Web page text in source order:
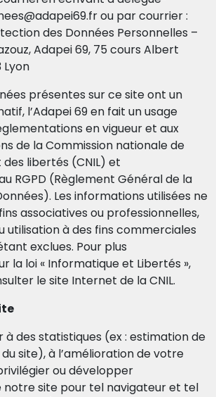
ou par courrier :
des Données Personnelles –
Adapei 69, 75 cours Albert
Lyon
présentes sur ce site ont un
l’Adapei 69 en fait un usage
en vigueur et aux
de la Commission nationale de
libertés (CNIL) et
RGPD (Règlement Général de la
Les informations utilisées ne
associatives ou professionnelles,
utilisation à des fins commerciales
exclues. Pour plus
la loi « Informatique et Libertés »,
le site Internet de la CNIL.
des statistiques (ex : estimation de
site), à l’amélioration de votre
ou développer
notre site pour tel navigateur et tel